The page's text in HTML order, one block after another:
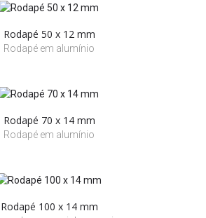
Rodapé 50 x 12 mm
Rodapé em alumínio
Rodapé 70 x 14 mm
Rodapé em alumínio
Rodapé 100 x 14 mm